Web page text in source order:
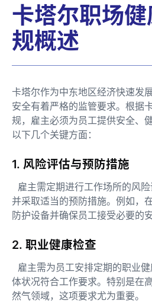
卡塔尔职场
规概述
卡塔尔作为中东地区经济快速发
安全有着严格的监管要求。根据
规，雇主必须为员工提供安全、
以下几个关键方面：
1. 风险评估与预防措施
雇主需定期进行工作场所的风险
并采取适当的预防措施。例如，
防护设备并确保员工接受必要的安
2. 职业健康检查
雇主需为员工安排定期的职业
体状况符合工作要求。特别是在
然气领域，这项要求尤为重要。